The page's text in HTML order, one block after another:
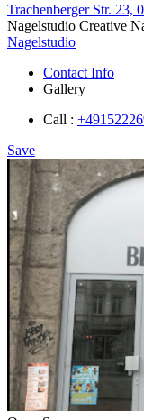
Trachenberger Str. 23,
Nagelstudio Creative
Nagelstudio
Contact Info
Gallery
Call :
Save